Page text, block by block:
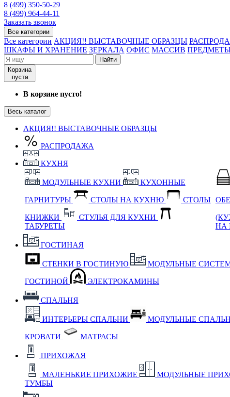
8 (499) 350-50-29
8 (499) 964-44-11
Заказать звонок
Все категории
Все категории АКЦИЯ!! ВЫСТАВОЧНЫЕ ОБРАЗЦЫ
ШКАФЫ И ХРАНЕНИЕ ЗЕРКАЛА ОФИС МАССИВ
Найти
Корзина
пуста
В корзине пусто!
Весь каталог
АКЦИЯ!! ВЫСТАВОЧНЫЕ ОБРАЗЦЫ
РАСПРОДАЖА
КУХНЯ
МОДУЛЬНЫЕ КУХНИ КУХОННЫЕ
ГАРНИТУРЫ СТОЛЫ НА КУХНЮ СТОЛЫ
КНИЖКИ
СТУЛЬЯ ДЛЯ КУХНИ
ТАБУРЕТЫ
НА
ГОСТИНАЯ
СТЕНКИ В ГОСТИНУЮ МОДУЛЬНЫЕ
ГОСТИНОЙ ЭЛЕКТРОКАМИНЫ
СПАЛЬНЯ
ИНТЕРЬЕРЫ СПАЛЬНИ МОДУЛЬНЫЕ
КРОВАТИ МАТРАСЫ
ПРИХОЖАЯ
МАЛЕНЬКИЕ ПРИХОЖИЕ МОДУЛЬНЫЕ
ТУМБЫ